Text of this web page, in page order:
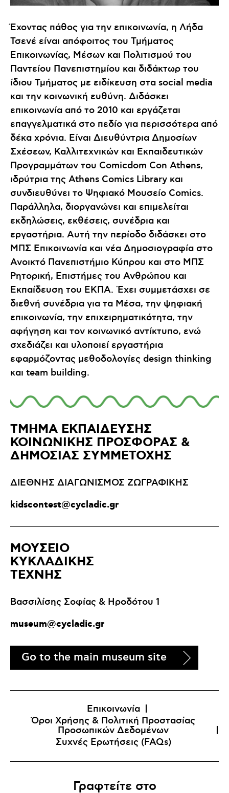
Έχοντας πάθος για την επικοινωνία, η Λήδα
Τσενέ είναι απόφοιτος του Τμήματος
Επικοινωνίας, Μέσων και Πολιτισμού του
Παντείου Πανεπιστημίου και διδάκτωρ του
ίδιου Τμήματος με ειδίκευση στα social media
και την κοινωνική ευθύνη. Διδάσκει
επικοινωνία από το 2010 και εργάζεται
επαγγελματικά στο πεδίο για περισσότερα από
δέκα χρόνια. Είναι Διευθύντρια Δημοσίων
Σχέσεων, Καλλιτεχνικών και Εκπαιδευτικών
Προγραμμάτων του Comicdom Con Athens,
ιδρύτρια της Athens Comics Library και
συνδιευθύνει το Ψηφιακό Μουσείο Comics.
Παράλληλα, διοργανώνει και επιμελείται
εκδηλώσεις, εκθέσεις, συνέδρια και
εργαστήρια. Αυτή την περίοδο διδάσκει στο
ΜΠΣ Επικοινωνία και νέα Δημοσιογραφία στο
Ανοικτό Πανεπιστήμιο Κύπρου και στο ΜΠΣ
Ρητορική, Επιστήμες του Ανθρώπου και
Εκπαίδευση του ΕΚΠΑ. Έχει συμμετάσχει σε
διεθνή συνέδρια για τα Μέσα, την ψηφιακή
επικοινωνία, την επιχειρηματικότητα, την
αφήγηση και τον κοινωνικό αντίκτυπο, ενώ
σχεδιάζει και υλοποιεί εργαστήρια
εφαρμόζοντας μεθοδολογίες design thinking
και team building.
ΤΜΗΜΑ ΕΚΠΑΙΔΕΥΣΗΣ
ΚΟΙΝΩΝΙΚΗΣ ΠΡΟΣΦΟΡΑΣ &
ΔΗΜΟΣΙΑΣ ΣΥΜΜΕΤΟΧΗΣ
ΔΙΕΘΝΗΣ ΔΙΑΓΩΝΙΣΜΟΣ ΖΩΓΡΑΦΙΚΗΣ
kidscontest@cycladic.gr
ΜΟΥΣΕΙΟ
ΚΥΚΛΑΔΙΚΗΣ
ΤΕΧΝΗΣ
Βασσιλίσης Σοφίας & Ηροδότου 1
museum@cycladic.gr
Go to the main museum site
Επικοινωνία
Όροι Χρήσης & Πολιτική Προστασίας
Προσωπικών Δεδομένων
Συχνές Ερωτήσεις (FAQs)
Γραφτείτε στο